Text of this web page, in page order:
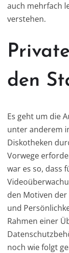
auch mehrfach
verstehen.
den
Es geht um die
unter anderem
Diskotheken
Vorwege
war es so, dass
den Motiven
und
Rahmen einer
noch wie folgt